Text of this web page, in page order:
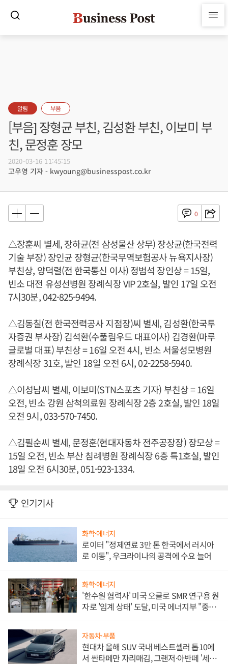
알림 부음
[부음] 장형균 부친, 김성환 부친, 이보미 부
친, 문정훈 장모
2020-03-16 11:45:15
고우영 기자 - kwyoung@businesspost.co.kr
0
△장훈씨 별세, 장하균(전 삼성물산 상무) 장상균(한국전력
기술 부장) 장인균 장형균(한국무역보험공사 뉴욕지사장)
부친상, 양덕렬(전 한국통신 이사) 정범석 장인상 = 15일,
빈소 대전 유성선병원 장례식장 VIP 2호실, 발인 17일 오전
7시30분, 042-825-9494.
△김동칠(전 한국전력공사 지점장)씨 별세, 김성환(한국투
자증권 부사장) 김석환(수풀림우드 대표이사) 김경환(마루
글로벌 대표) 부친상 = 16일 오전 4시, 빈소 서울성모병원
장례식장 31호, 발인 18일 오전 6시, 02-2258-5940.
△이성남씨 별세, 이보미(STN스포츠 기자) 부친상 = 16일
오전, 빈소 강원 삼척의료원 장례식장 2층 2호실, 발인 18일
오전 9시, 033-570-7450.
△김필순씨 별세, 문정훈(현대자동차 전주공장장) 장모상 =
15일 오전, 빈소 부산 침례병원 장례식장 6층 특1호실, 발인
18일 오전 6시30분, 051-923-1334.
인기기사
화학·에너지
로이터 "정제연료 3만 톤 한국에서 러시아
로 이동", 우크라이나의 공격에 수요 늘어
화학·에너지
'한수원 협력사' 미국 오클로 SMR 연구용 원
자로 '임계 상태' 도달, 미국 에너지부 "중요
자동차·부품
현대차 올해 SUV 국내 베스트셀러 톱10에
서 싼타페만 자리매김, 그랜저·아반떼 '세단